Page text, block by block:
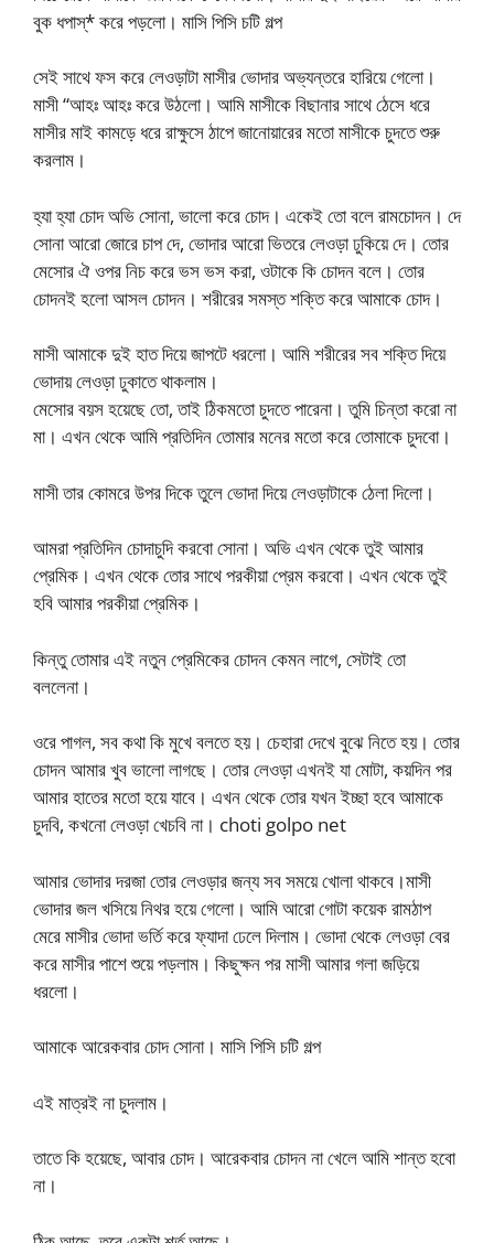
বুক ধপাস্* করে পড়লো। মাসি পিসি চটি গল্প
সেই সাথে ফস করে লেওড়াটা মাসীর ভোদার অভ্যন্তরে হারিয়ে গেলো।
মাসী “আহঃ আহঃ করে উঠলো। আমি মাসীকে বিছানার সাথে ঠেসে ধরে
মাসীর মাই কামড়ে ধরে রাক্ষুসে ঠাপে জানোয়ারের মতো মাসীকে চুদতে শুরু
করলাম।
হ্যা হ্যা চোদ অভি সোনা, ভালো করে চোদ। একেই তো বলে রামচোদন। দে
সোনা আরো জোরে চাপ দে, ভোদার আরো ভিতরে লেওড়া ঢুকিয়ে দে। তোর
মেসোর ঐ ওপর নিচ করে ভস ভস করা, ওটাকে কি চোদন বলে। তোর
চোদনই হলো আসল চোদন। শরীরের সমস্ত শক্তি করে আমাকে চোদ।
মাসী আমাকে দুই হাত দিয়ে জাপটে ধরলো। আমি শরীরের সব শক্তি দিয়ে
ভোদায় লেওড়া ঢুকাতে থাকলাম।
মেসোর বয়স হয়েছে তো, তাই ঠিকমতো চুদতে পারেনা। তুমি চিন্তা করো না
মা। এখন থেকে আমি প্রতিদিন তোমার মনের মতো করে তোমাকে চুদবো।
মাসী তার কোমরে উপর দিকে তুলে ভোদা দিয়ে লেওড়াটাকে ঠেলা দিলো।
আমরা প্রতিদিন চোদাচুদি করবো সোনা। অভি এখন থেকে তুই আমার
প্রেমিক। এখন থেকে তোর সাথে পরকীয়া প্রেম করবো। এখন থেকে তুই
হবি আমার পরকীয়া প্রেমিক।
কিন্তু তোমার এই নতুন প্রেমিকের চোদন কেমন লাগে, সেটাই তো
বললেনা।
ওরে পাগল, সব কথা কি মুখে বলতে হয়। চেহারা দেখে বুঝে নিতে হয়। তোর
চোদন আমার খুব ভালো লাগছে। তোর লেওড়া এখনই যা মোটা, কয়দিন পর
আমার হাতের মতো হয়ে যাবে। এখন থেকে তোর যখন ইচ্ছা হবে আমাকে
চুদবি, কখনো লেওড়া খেচবি না। choti golpo net
আমার ভোদার দরজা তোর লেওড়ার জন্য সব সময়ে খোলা থাকবে।মাসী
ভোদার জল খসিয়ে নিথর হয়ে গেলো। আমি আরো গোটা কয়েক রামঠাপ
মেরে মাসীর ভোদা ভর্তি করে ফ্যাদা ঢেলে দিলাম। ভোদা থেকে লেওড়া বের
করে মাসীর পাশে শুয়ে পড়লাম। কিছুক্ষন পর মাসী আমার গলা জড়িয়ে
ধরলো।
আমাকে আরেকবার চোদ সোনা। মাসি পিসি চটি গল্প
এই মাত্রই না চুদলাম।
তাতে কি হয়েছে, আবার চোদ। আরেকবার চোদন না খেলে আমি শান্ত হবো
না।